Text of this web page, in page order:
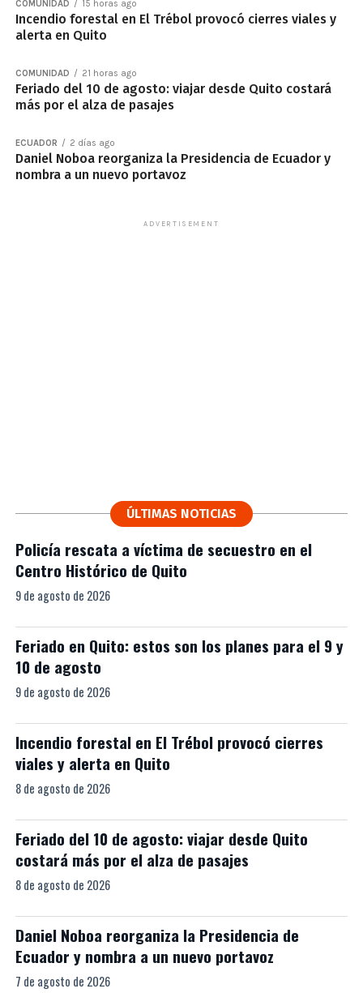
COMUNIDAD 15 horas ago
Incendio forestal en El Trébol provocó cierres viales y
alerta en Quito
COMUNIDAD 21 horas ago
Feriado del 10 de agosto: viajar desde Quito costará
más por el alza de pasajes
ECUADOR 2 días ago
Daniel Noboa reorganiza la Presidencia de Ecuador y
nombra a un nuevo portavoz
ADVERTISEMENT
ÚLTIMAS NOTICIAS
Policía rescata a víctima de secuestro en el
Centro Histórico de Quito
9 de agosto de 2026
Feriado en Quito: estos son los planes para el 9 y
10 de agosto
9 de agosto de 2026
Incendio forestal en El Trébol provocó cierres
viales y alerta en Quito
8 de agosto de 2026
Feriado del 10 de agosto: viajar desde Quito
costará más por el alza de pasajes
8 de agosto de 2026
Daniel Noboa reorganiza la Presidencia de
Ecuador y nombra a un nuevo portavoz
7 de agosto de 2026